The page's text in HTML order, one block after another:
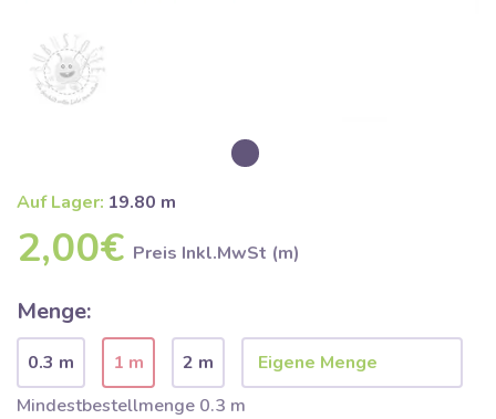
Auf Lager: 19.80 m
2,00€ Preis Inkl.MwSt (m)
Menge:
0.3 m 1 m
2 m
Mindestbestellmenge 0.3 m